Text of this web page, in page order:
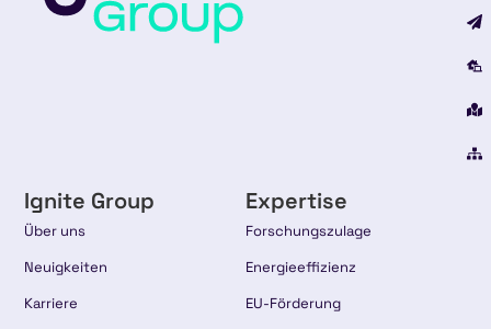
Ignite Group
Über uns
Neuigkeiten
Karriere
Expertise
Forschungszulage
Energieeffizienz
EU-Förderung